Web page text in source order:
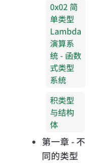
0x02 简
单类型
Lambda
演算系
统 - 函数
式类型
系统
积类型
与结构
体
第一章 - 不
同的类型